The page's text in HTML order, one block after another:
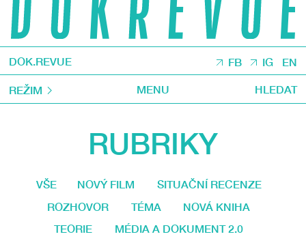
DOK.REVUE FB IG EN
REŽIM MENU HLEDAT
RUBRIKY
VŠE NOVÝ FILM
SITUAČNÍ RECENZE
ROZHOVOR
TÉMA
NOVÁ KNIHA
TEORIE
MÉDIA A DOKUMENT 2.0